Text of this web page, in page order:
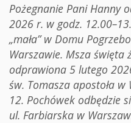
Pożegnanie Pani Hanny
2026 r. w godz.
„mała” w Domu
Warszawie. Msza święta
odprawiona 5 lutego
św. Tomasza apostoła
12. Pochówek odbędzie
ul. Farbiarska w